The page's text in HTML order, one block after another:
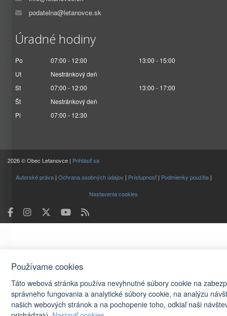
podatelna@letanovce.sk
Úradné hodiny
Po 07:00 - 12:00
13:00 - 15:00
Ut
Nestránkový deň
St
07:00 - 12:00
13:00 - 17:00
Št
Nestránkový deň
Pi
07:00 - 12:30
2026 © Obec Letanovce | Prihlásiť sa
Autorské práva| Ochrana osobných údajov | Prístupnosť| Podmienky použitia|
Nastavenia cookies
Používame cookies
Táto webová stránka používa nevyhnutné súbory cookie na
správneho fungovania a analytické súbory cookie, na analýzu
našich webových stránok a na pochopenie toho, odkiaľ naši